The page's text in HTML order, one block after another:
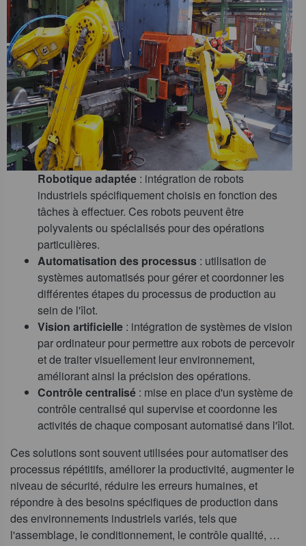
Robotique adaptée : intégration de robots
industriels spécifiquement choisis en fonction des
tâches à effectuer. Ces robots peuvent être
polyvalents ou spécialisés pour des opérations
particulières.
Automatisation des processus : utilisation de
systèmes automatisés pour gérer et coordonner les
différentes étapes du processus de production au
sein de l'îlot.
Vision artificielle : intégration de systèmes de vision
par ordinateur pour permettre aux robots de percevoir
et de traiter visuellement leur environnement,
améliorant ainsi la précision des opérations.
Contrôle centralisé : mise en place d'un système de
contrôle centralisé qui supervise et coordonne les
activités de chaque composant automatisé dans l'îlot.
Ces solutions sont souvent utilisées pour automatiser des
processus répétitifs, améliorer la productivité, augmenter le
niveau de sécurité, réduire les erreurs humaines, et
répondre à des besoins spécifiques de production dans
des environnements industriels variés, tels que
l'assemblage, le conditionnement, le contrôle qualité, …